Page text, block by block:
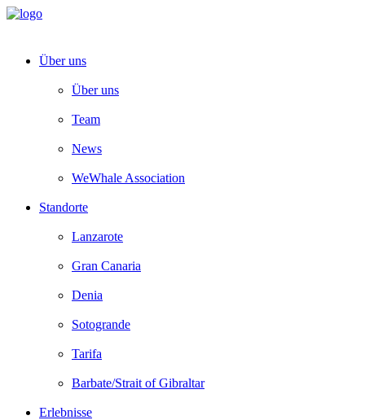
Über uns
Über uns
Team
News
WeWhale Association
Standorte
Lanzarote
Gran Canaria
Denia
Sotogrande
Tarifa
Barbate/Strait of Gibraltar
Erlebnisse